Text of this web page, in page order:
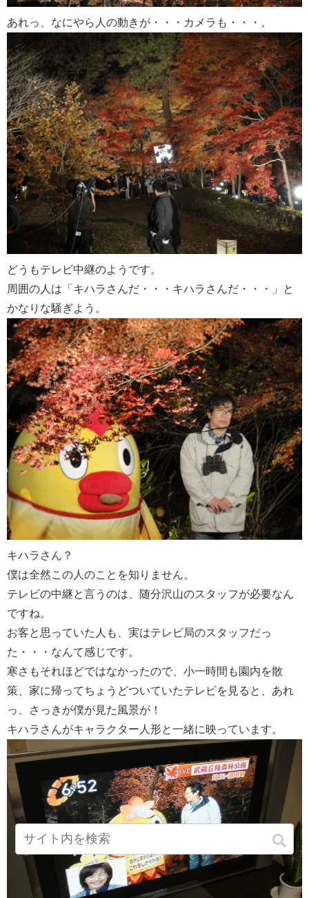
あれっ、なにやら人の動きが・・・カメラも・・・。
どうもテレビ中継のようです。
周囲の人は「キハラさんだ・・・キハラさんだ・・・」と
かなりな騒ぎよう。
キハラさん？
僕は全然この人のことを知りません。
テレビの中継と言うのは、随分沢山のスタッフが必要なん
ですね。
お客と思っていた人も、実はテレビ局のスタッフだっ
た・・・なんて感じです。
寒さもそれほどではなかったので、小一時間も園内を散
策、家に帰ってちょうどついていたテレビを見ると、あれ
っ、さっきが僕が見た風景が！
キハラさんがキャラクター人形と一緒に映っています。